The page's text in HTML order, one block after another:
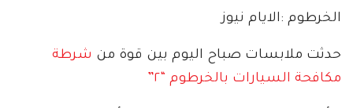
الخرطوم :الايام نيوز
حدثت ملابسات صباح اليوم بين قوة من شرطة
مكافحة السيارات بالخرطوم “٢”